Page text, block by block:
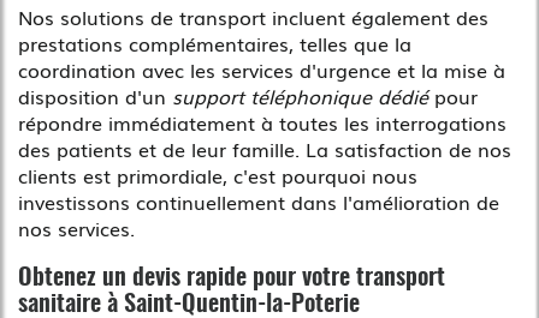
Nos solutions de transport incluent également des
prestations complémentaires, telles que la
coordination avec les services d'urgence et la mise à
disposition d'un support téléphonique dédiépour
répondre immédiatement à toutes les interrogations
des patients et de leur famille. La satisfaction de nos
clients est primordiale, c'est pourquoi nous
investissons continuellement dans l'amélioration de
nos services.
Obtenez un devis rapide pour votre transport
sanitaire à Saint-Quentin-la-Poterie